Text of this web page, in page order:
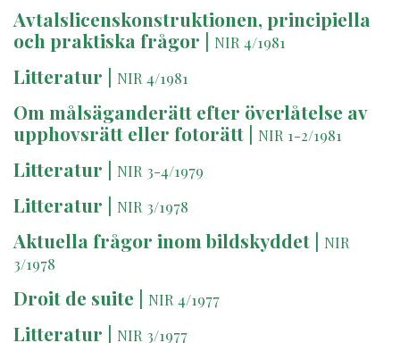
Avtalslicenskonstruktionen, principiella
och praktiska frågor | NIR 4/1981
Litteratur | NIR 4/1981
Om målsäganderätt efter överlåtelse av
upphovsrätt eller fotorätt | NIR 1-2/1981
Litteratur | NIR 3-4/1979
Litteratur | NIR 3/1978
Aktuella frågor inom bildskyddet | NIR
3/1978
Droit de suite | NIR 4/1977
Litteratur | NIR 3/1977